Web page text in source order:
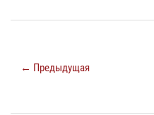
← Предыдущая